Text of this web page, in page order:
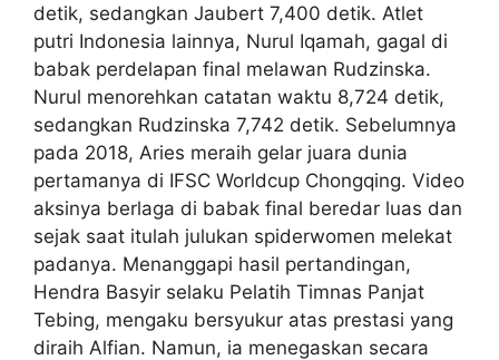
detik, sedangkan Jaubert 7,400 detik. Atlet
putri Indonesia lainnya, Nurul Iqamah, gagal di
babak perdelapan final melawan Rudzinska.
Nurul menorehkan catatan waktu 8,724 detik,
sedangkan Rudzinska 7,742 detik. Sebelumnya
pada 2018, Aries meraih gelar juara dunia
pertamanya di IFSC Worldcup Chongqing. Video
aksinya berlaga di babak final beredar luas dan
sejak saat itulah julukan spiderwomen melekat
padanya. Menanggapi hasil pertandingan,
Hendra Basyir selaku Pelatih Timnas Panjat
Tebing, mengaku bersyukur atas prestasi yang
diraih Alfian. Namun, ia menegaskan secara